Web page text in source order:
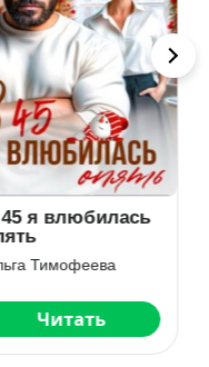
твоё слово
Шубникова
Читать